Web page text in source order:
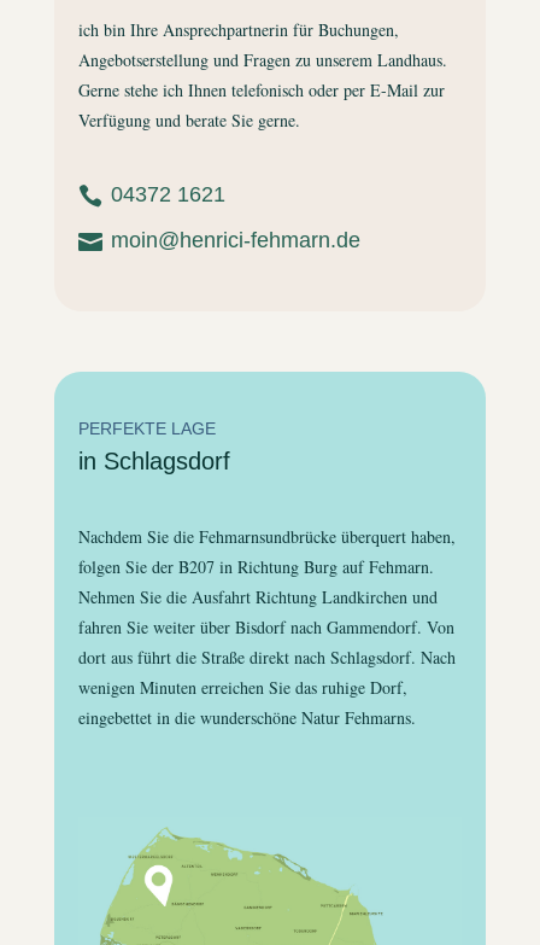
ich bin Ihre Ansprechpartnerin für Buchungen,
Angebotserstellung und Fragen zu unserem Landhaus.
Gerne stehe ich Ihnen telefonisch oder per E-Mail zur
Verfügung und berate Sie gerne.
 04372 1621
 moin@henrici-fehmarn.de
PERFEKTE LAGE
in Schlagsdorf
Nachdem Sie die Fehmarnsundbrücke überquert haben,
folgen Sie der B207 in Richtung Burg auf Fehmarn.
Nehmen Sie die Ausfahrt Richtung Landkirchen und
fahren Sie weiter über Bisdorf nach Gammendorf. Von
dort aus führt die Straße direkt nach Schlagsdorf. Nach
wenigen Minuten erreichen Sie das ruhige Dorf,
eingebettet in die wunderschöne Natur Fehmarns.